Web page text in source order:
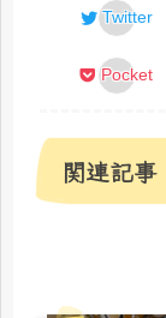
Twitter
Pocket
関連記事